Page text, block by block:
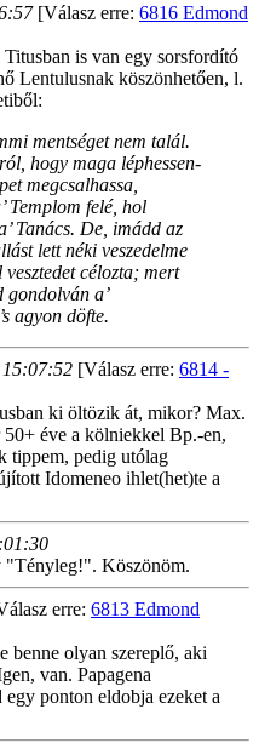
[Válasz erre: 6816 Edmond
is van egy sorsfordító
Lentulusnak köszönhetően, l.
mentséget nem talál.
hogy maga léphessen-
megcsalhassa,
Templom felé, hol
Tanács. De, imádd az
lett néki veszedelme
vesztedet célozta; mert
gondolván a’
agyon döfte.
[Válasz erre: 6814 -
ki öltözik át, mikor? Max.
50+ éve a kölniekkel Bp.-en,
tippem, pedig utólag
Idomeneo ihlet(het)te a
"Tényleg!". Köszönöm.
erre: 6813 Edmond
benne olyan szereplő, aki
van. Papagena
ponton eldobja ezeket a